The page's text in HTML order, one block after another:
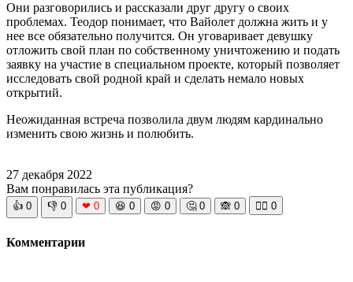
Они разговорились и рассказали друг другу о своих
проблемах. Теодор понимает, что Вайолет должна жить и у
нее все обязательно получится. Он уговаривает девушку
отложить свой план по собственному уничтожению и подать
заявку на участие в специальном проекте, который позволяет
исследовать свой родной край и сделать немало новых
открытий.
Неожиданная встреча позволила двум людям кардинально
изменить свою жизнь и полюбить.
27 декабря 2022
Вам понравилась эта публикация?
👍 0 👎 0 ❤ 0 😆 0 😡 0 🤔 0 🙈 0 🧘‍♀️ 0
Комментарии